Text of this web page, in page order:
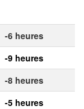
-6 heures
-9 heures
-8 heures
-5 heures